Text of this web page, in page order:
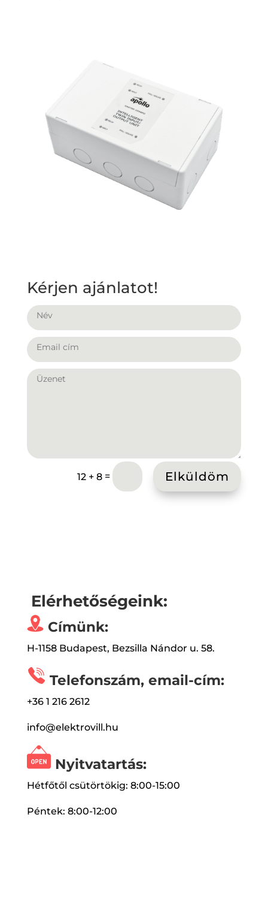
Kérjen ajánlatot!
12 + 8 = Elküldöm
Elérhetőségeink:
Címünk:
H-1158 Budapest, Bezsilla Nándor u. 58.
Telefonszám, email-cím:
+36 1 216 2612
info@elektrovill.hu
Nyitvatartás:
Hétfőtől csütörtökig: 8:00-15:00
Péntek: 8:00-12:00